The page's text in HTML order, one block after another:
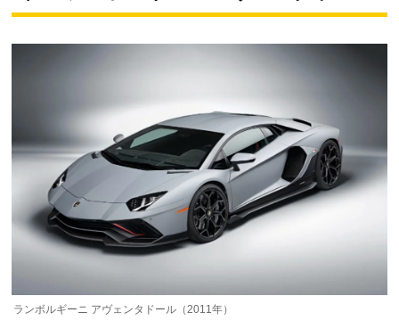
ランボルギーニ アヴェンタドール（2011年）